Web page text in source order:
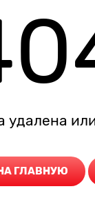
удалена
ГЛАВНУЮ